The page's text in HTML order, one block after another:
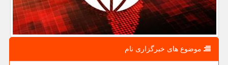
موضوع های خبرگزاری نام